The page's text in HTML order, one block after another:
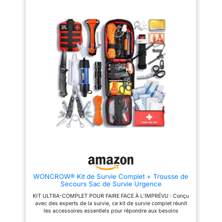
d’urgence : coupures
d’électricité, inondations,
évacuation, catastrophe,
incendies, tempêtes. Sac de
survie étanche qui s’attache sur
tous types de sac à dos.
Résistant format compact et
discret adapté à la maison, à la
voiture et aux déplacements
(Dimensions du sac : 19cm *
15cm* 12cm). Radio de survie
multifonctions : radio solaire,
lampe intégrée alimentation par
manivelle, chargeur usb, lampe
led et alarme d’urgence.
survie multi-fonction (couper,
premiers secours : 12 essentiels
de survie
seulement, facile à mettre dans
un sac à dos ou une voiture,
peut également être utilisé pour
le camping et la randonnée.
Idéal pour les amateurs de plein
air - Camping, randonnée,
sauvetage, chasse, exploration,
survie et urgences Large
application - Vous pouvez
utiliser ce kit de survie dans de
nombreuses situations: pause
électrique, camping, randonnée,
pêche, chasse, alpinisme, etc.
Pour les amateurs de plein air,
c'est un kit idéal et un bon
situations d'urgence. Votre mari,
pensera que c'est une bonne
chaussette ou un cadeau
d'anniversaire.
WONCROW® Kit de Survie Complet + Trousse de
Secours Sac de Survie Urgence
KIT ULTRA-COMPLET POUR FAIRE FACE À L’IMPRÉVU : Conçu
avec des experts de la survie, ce kit de survie complet réunit
les accessoires essentiels pour répondre aux besoins